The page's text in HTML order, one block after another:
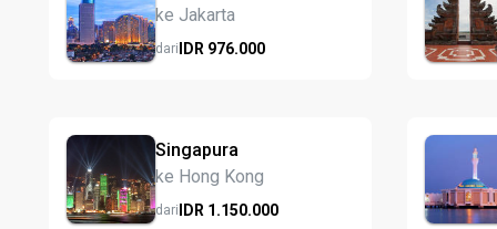
ke Jakarta
dariIDR 976.000
Singapura
ke Hong Kong
dariIDR 1.150.000